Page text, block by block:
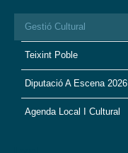
Gestió Cultural
Teixint Poble
Diputació A Escena 2026
Agenda Local I Cultural